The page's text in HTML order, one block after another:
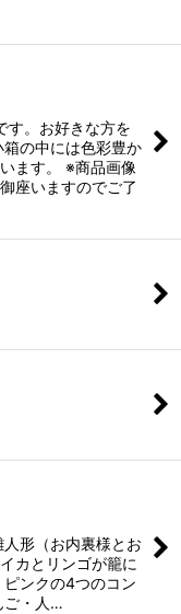
す。お好きな方を
の中には色彩豊か
ます。 ※商品画像
座いますのでご了
形（お内裏様とお
カとリンゴが籠に
ンクの4つのコン
ご・人…